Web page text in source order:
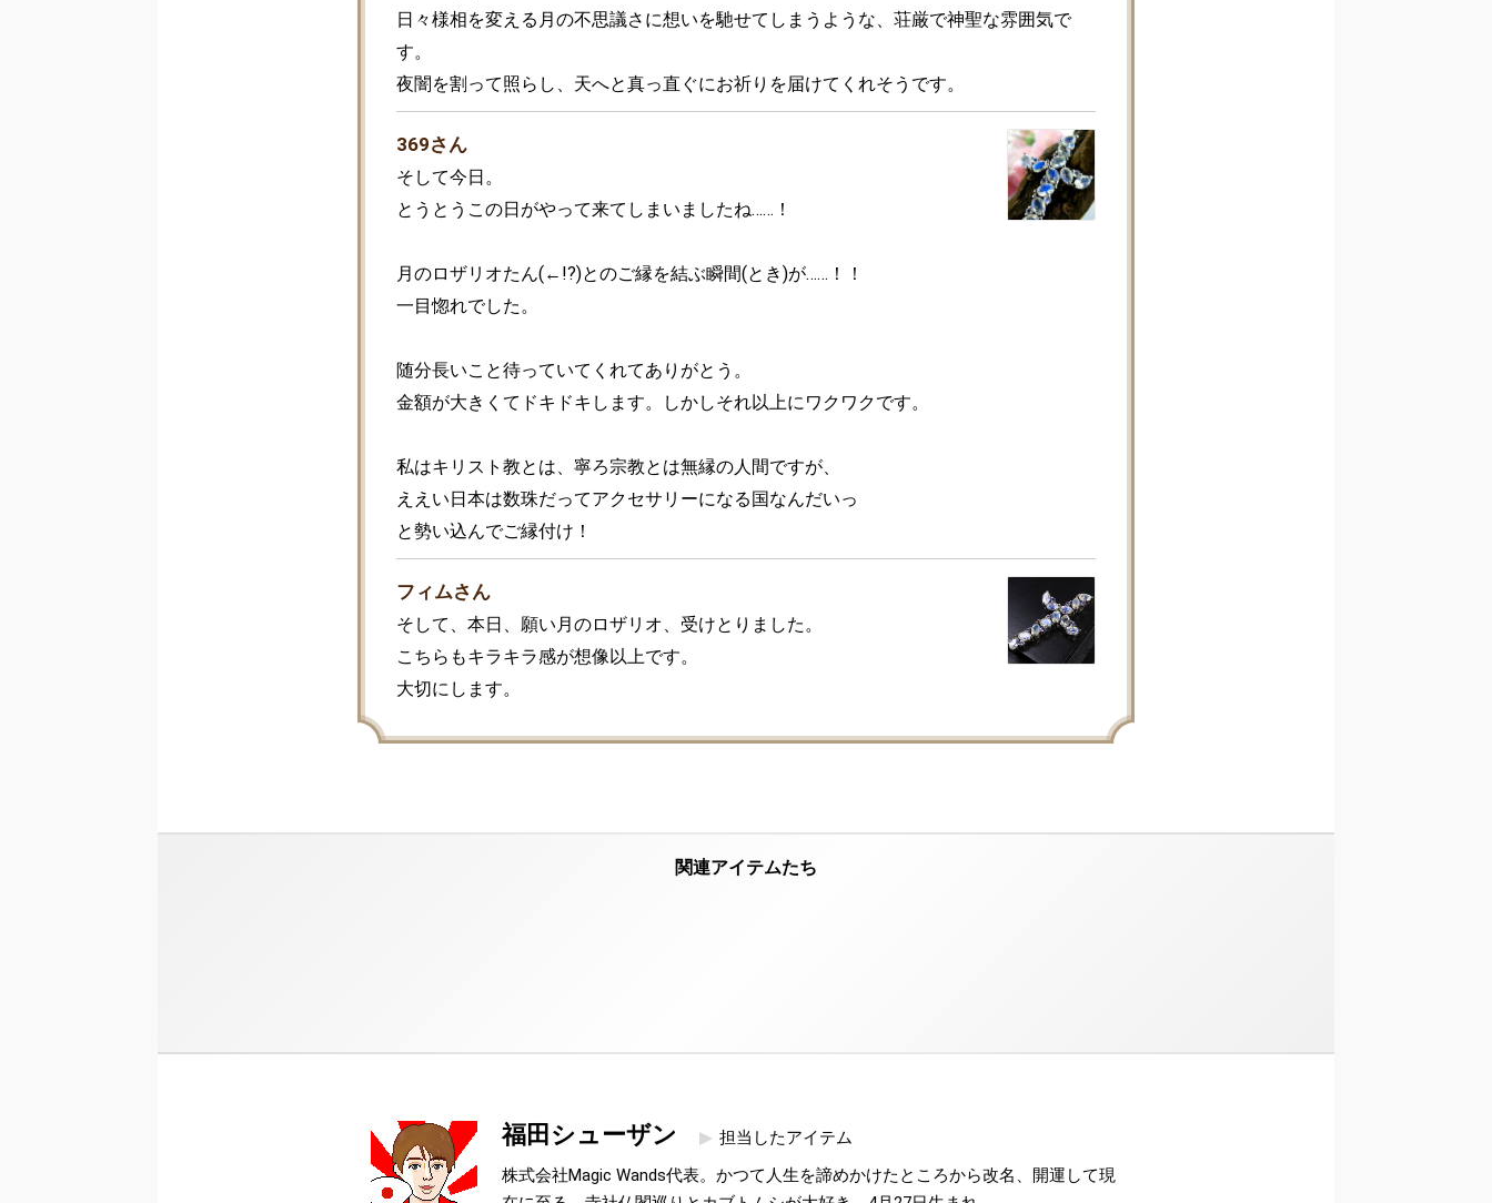
日々様相を変える月の不思議さに想いを馳せてしまうような、荘厳で神聖な雰囲気で
す。
夜闇を割って照らし、天へと真っ直ぐにお祈りを届けてくれそうです。
369さん
そして今日。
とうとうこの日がやって来てしまいましたね……！
月のロザリオたん(←!?)とのご縁を結ぶ瞬間(とき)が……！！
一目惚れでした。
随分長いこと待っていてくれてありがとう。
金額が大きくてドキドキします。しかしそれ以上にワクワクです。
私はキリスト教とは、寧ろ宗教とは無縁の人間ですが、
ええい日本は数珠だってアクセサリーになる国なんだいっ
と勢い込んでご縁付け！
フィムさん
そして、本日、願い月のロザリオ、受けとりました。
こちらもキラキラ感が想像以上です。
大切にします。
福田シューザン
担当したアイテム
株式会社Magic Wands代表。かつて人生を諦めかけたところから改名、開運して現